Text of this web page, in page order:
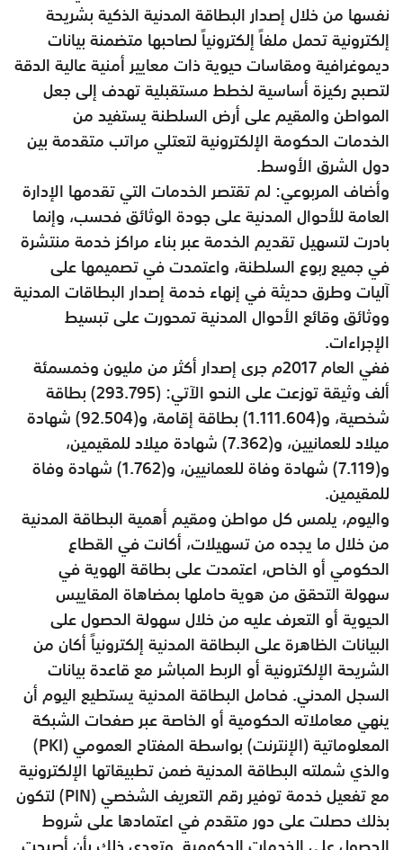
نفسها من خلال إصدار البطاقة المدنية الذكية بشريحة
إلكترونية تحمل ملفاً إلكترونياً لصاحبها متضمنة بيانات
ديموغرافية ومقاسات حيوية ذات معايير أمنية عالية الدقة
لتصبح ركيزة أساسية لخطط مستقبلية تهدف إلى جعل
المواطن والمقيم على أرض السلطنة يستفيد من
الخدمات الحكومة الإلكترونية لتعتلي مراتب متقدمة بين
دول الشرق الأوسط.
وأضاف المربوعي: لم تقتصر الخدمات التي تقدمها الإدارة
العامة للأحوال المدنية على جودة الوثائق فحسب، وإنما
بادرت لتسهيل تقديم الخدمة عبر بناء مراكز خدمة منتشرة
في جميع ربوع السلطنة، واعتمدت في تصميمها على
آليات وطرق حديثة في إنهاء خدمة إصدار البطاقات المدنية
ووثائق وقائع الأحوال المدنية تمحورت على تبسيط
الإجراءات.
ففي العام 2017م جرى إصدار أكثر من مليون وخمسمئة
ألف وثيقة توزعت على النحو الآتي: (293.795) بطاقة
شخصية، و(1.111.604) بطاقة إقامة، و(92.504) شهادة
ميلاد للعمانيين، و(7.362) شهادة ميلاد للمقيمين،
و(7.119) شهادة وفاة للعمانيين، و(1.762) شهادة وفاة
للمقيمين.
واليوم، يلمس كل مواطن ومقيم أهمية البطاقة المدنية
من خلال ما يجده من تسهيلات، أكانت في القطاع
الحكومي أو الخاص، اعتمدت على بطاقة الهوية في
سهولة التحقق من هوية حاملها بمضاهاة المقاييس
الحيوية أو التعرف عليه من خلال سهولة الحصول على
البيانات الظاهرة على البطاقة المدنية إلكترونياً أكان من
الشريحة الإلكترونية أو الربط المباشر مع قاعدة بيانات
السجل المدني. فحامل البطاقة المدنية يستطيع اليوم أن
ينهي معاملاته الحكومية أو الخاصة عبر صفحات الشبكة
المعلوماتية (الإنترنت) بواسطة المفتاح العمومي (PKI)
والذي شملته البطاقة المدنية ضمن تطبيقاتها الإلكترونية
مع تفعيل خدمة توفير رقم التعريف الشخصي (PIN) لتكون
بذلك حصلت على دور متقدم في اعتمادها على شروط